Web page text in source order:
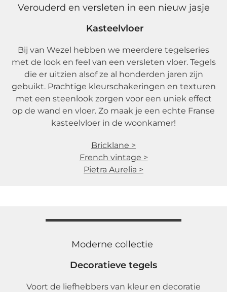
Verouderd en versleten in een nieuw jasje
Kasteelvloer
Bij van Wezel hebben we meerdere tegelseries
met de look en feel van een versleten vloer. Tegels
die er uitzien alsof ze al honderden jaren zijn
gebuikt. Prachtige kleurschakeringen en texturen
met een steenlook zorgen voor een uniek effect
op de wand en vloer. Zo maak je een echte Franse
kasteelvloer in de woonkamer!
Bricklane >
French vintage >
Pietra Aurelia >
Moderne collectie
Decoratieve tegels
Voort de liefhebbers van kleur en decoratie